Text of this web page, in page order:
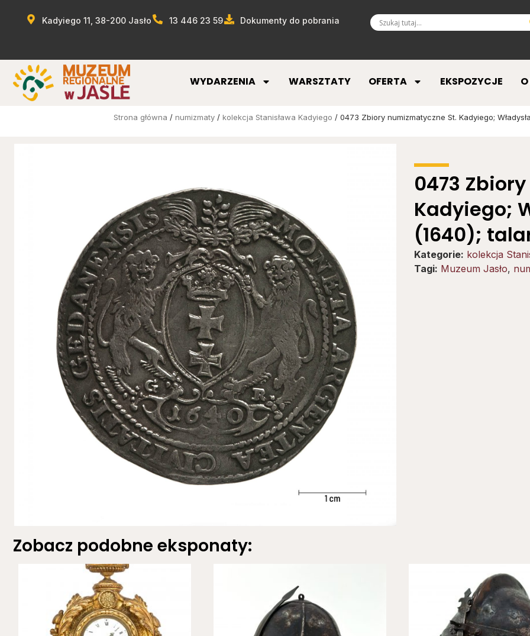
Kadyiego 11, 38-200 Jasło 13 446 23 59 Dokumenty do pobrania
WYDARZENIA WARSZTATY OFERTA EKSPOZYCJE
Strona główna / numizmaty/ kolekcja Stanisława Kadyiego / 0473 Zbiory numizmatyczne St. Kadyiego;
0473
Kadyiego;
(1640);
Kategorie: kolekcja
Tagi: Muzeum Jasło,
Zobacz podobne eksponaty: